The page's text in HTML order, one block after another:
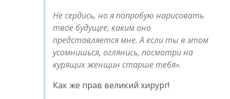
Не сердись, но я попробую нарисовать
твоё будущее, каким оно
представляется мне. А если ты в этом
усомнишься, оглянись, посмотри на
курящих женщин старше тебя .
Как же прав великий хирург!